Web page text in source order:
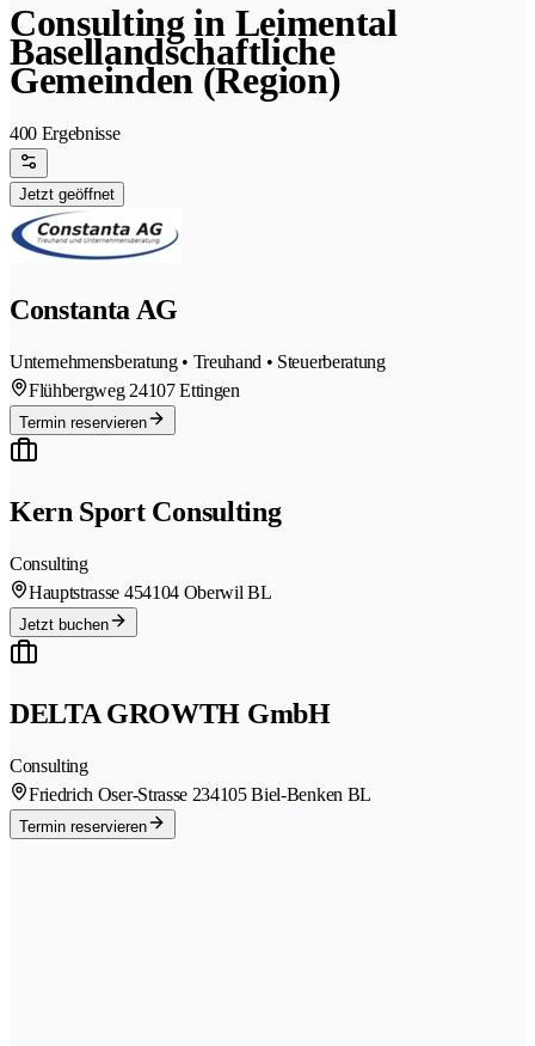
Consulting in Leimental
Basellandschaftliche
Gemeinden (Region)
400 Ergebnisse
Jetzt geöffnet
Constanta AG
Unternehmensberatung • Treuhand • Steuerberatung
Flühbergweg 24107 Ettingen
Termin reservieren
Kern Sport Consulting
Consulting
Hauptstrasse 454104 Oberwil BL
Jetzt buchen
DELTA GROWTH GmbH
Consulting
Friedrich Oser-Strasse 234105 Biel-Benken BL
Termin reservieren